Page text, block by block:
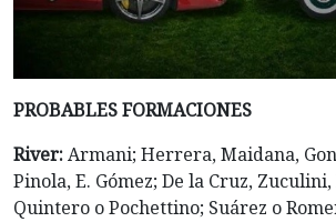
PROBABLES FORMACIONES
River:Armani; Herrera, Maidana,
Pinola, E. Gómez; De la Cruz,
Quintero o Pochettino; Suárez o